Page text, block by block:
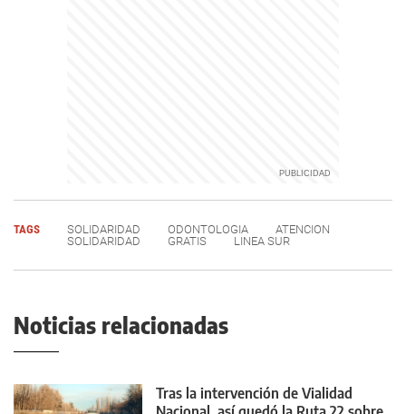
TAGS SOLIDARIDAD ODONTOLOGIA
ATENCION
SOLIDARIDAD
GRATIS LINEA SUR
Noticias relacionadas
Tras la intervención de Vialidad